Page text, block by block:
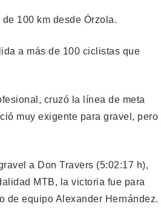
100 km desde Órzola.
a más de 100 ciclistas que
cruzó la línea de meta
muy exigente para gravel, pero
a Don Travers (5:02:17 h),
MTB, la victoria fue para
de equipo Alexander Hernández.